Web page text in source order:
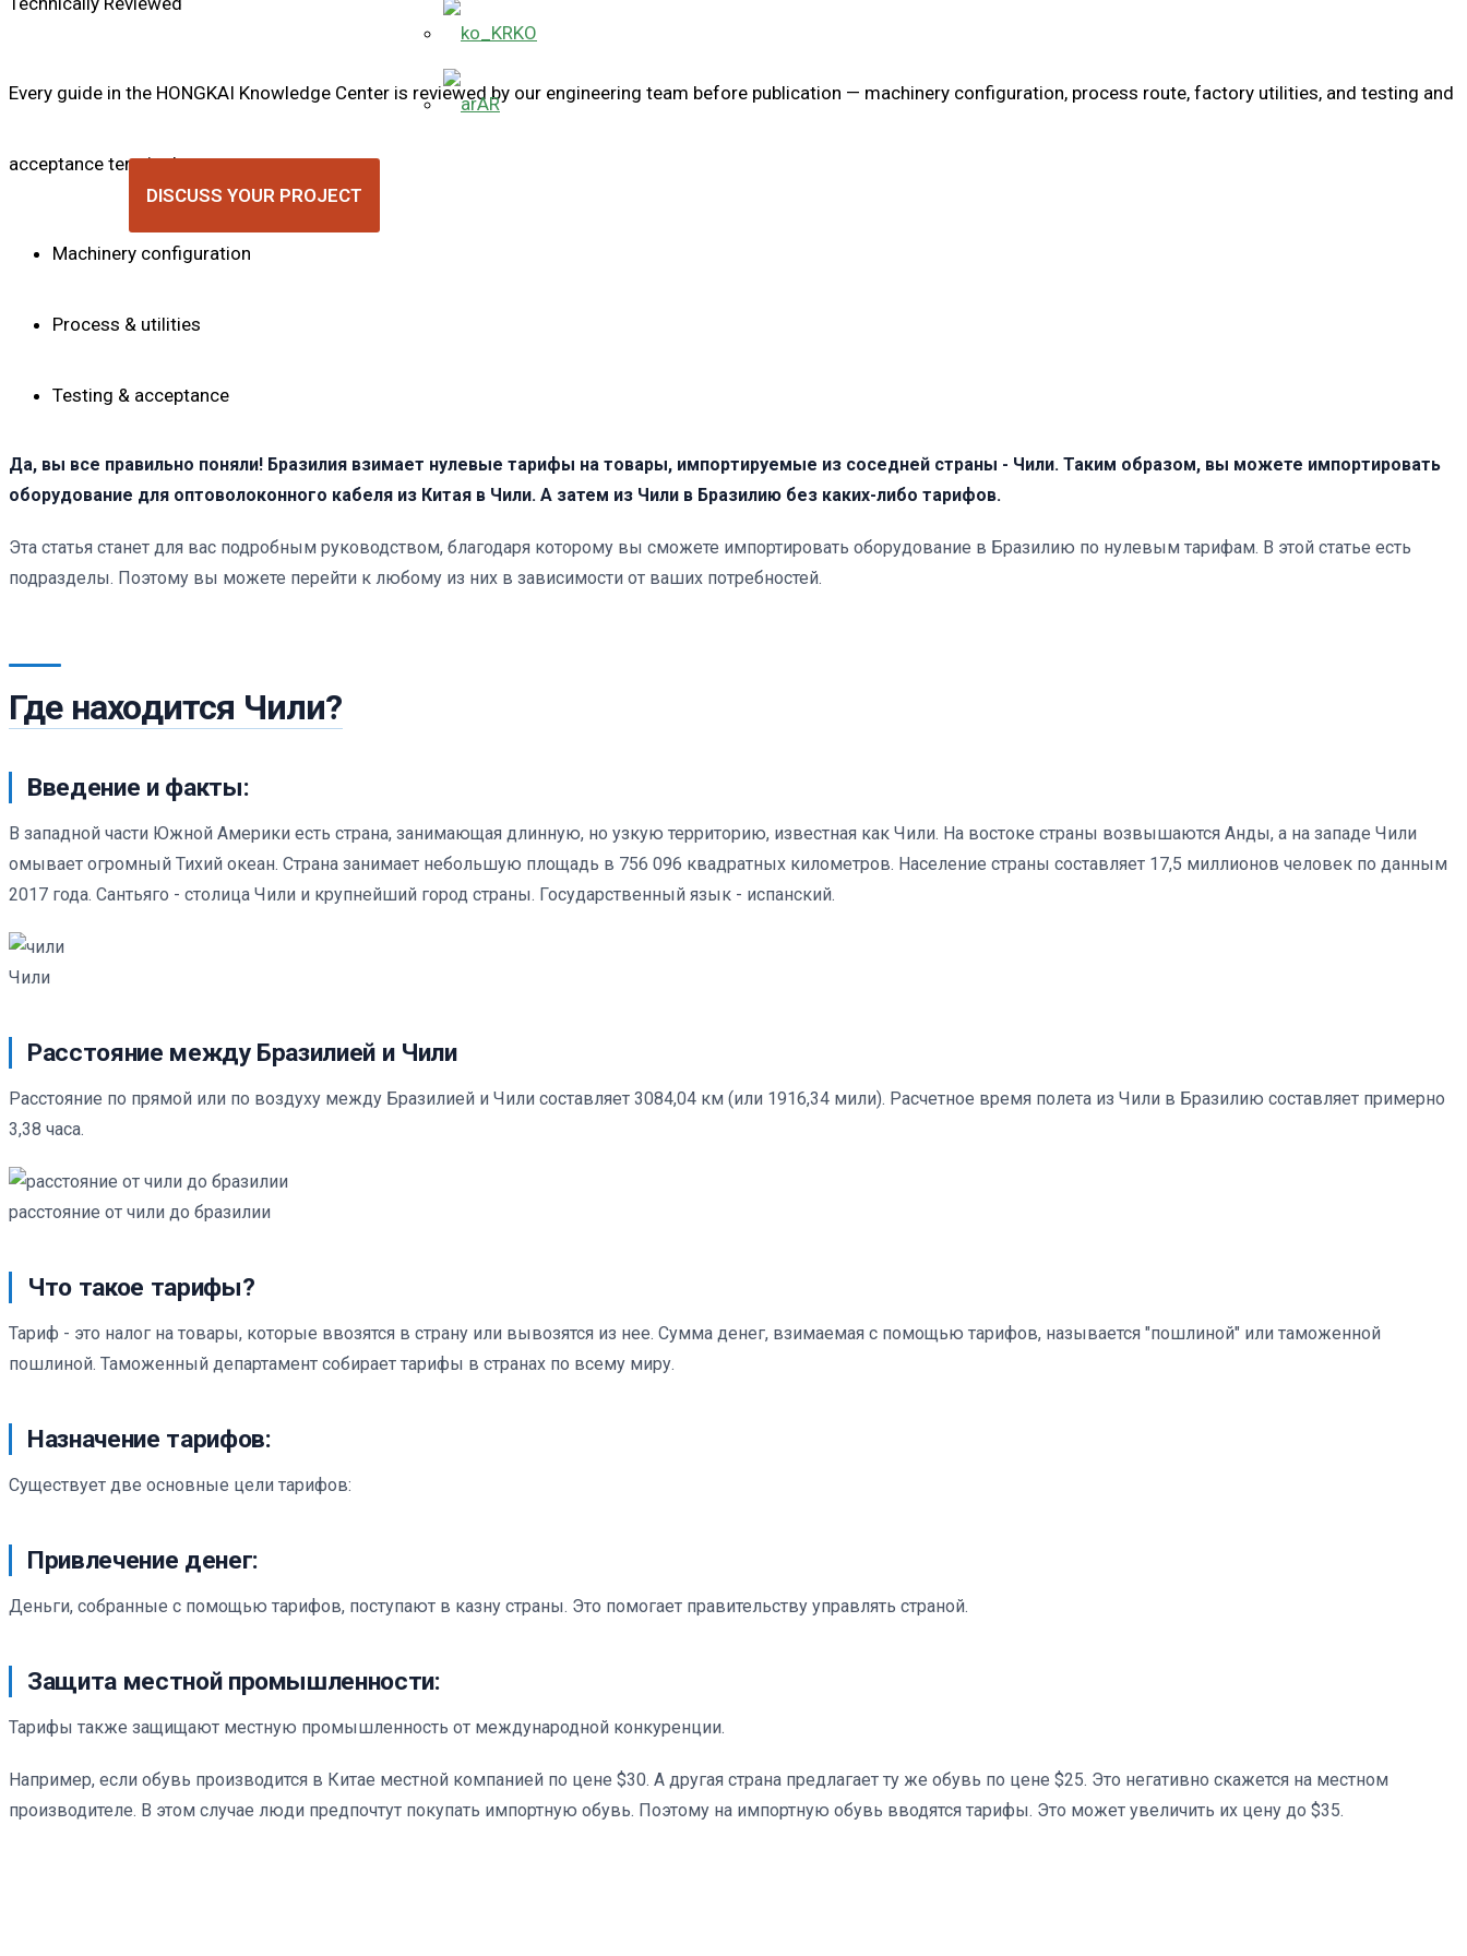
KO
AR
DISCUSS YOUR PROJECT
Every guide in the HONGKAI Knowledge Center is reviewed by our engineering team before publication — machinery configuration, process route, factory utilities, and testing and
acceptance terminology.
Machinery configuration
Process & utilities
Testing & acceptance
Да, вы все правильно поняли! Бразилия взимает нулевые тарифы на товары, импортируемые из соседней страны - Чили. Таким образом, вы можете импортировать
оборудование для оптоволоконного кабеля из Китая в Чили. А затем из Чили в Бразилию без каких-либо тарифов.
Эта статья станет для вас подробным руководством, благодаря которому вы сможете импортировать оборудование в Бразилию по нулевым тарифам. В этой статье есть
подразделы. Поэтому вы можете перейти к любому из них в зависимости от ваших потребностей.
Где находится Чили?
Введение и факты:
В западной части Южной Америки есть страна, занимающая длинную, но узкую территорию, известная как Чили. На востоке страны возвышаются Анды, а на западе Чили
омывает огромный Тихий океан. Страна занимает небольшую площадь в 756 096 квадратных километров. Население страны составляет 17,5 миллионов человек по данным
2017 года. Сантьяго - столица Чили и крупнейший город страны. Государственный язык - испанский.
Чили
Расстояние между Бразилией и Чили
Расстояние по прямой или по воздуху между Бразилией и Чили составляет 3084,04 км (или 1916,34 мили). Расчетное время полета из Чили в Бразилию составляет примерно
3,38 часа.
расстояние от чили до бразилии
Что такое тарифы?
Тариф - это налог на товары, которые ввозятся в страну или вывозятся из нее. Сумма денег, взимаемая с помощью тарифов, называется "пошлиной" или таможенной
пошлиной. Таможенный департамент собирает тарифы в странах по всему миру.
Назначение тарифов:
Существует две основные цели тарифов:
Привлечение денег:
Деньги, собранные с помощью тарифов, поступают в казну страны. Это помогает правительству управлять страной.
Защита местной промышленности:
Тарифы также защищают местную промышленность от международной конкуренции.
Например, если обувь производится в Китае местной компанией по цене $30. А другая страна предлагает ту же обувь по цене $25. Это негативно скажется на местном
производителе. В этом случае люди предпочтут покупать импортную обувь. Поэтому на импортную обувь вводятся тарифы. Это может увеличить их цену до $35.